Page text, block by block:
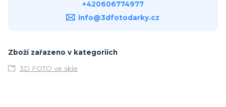
+420606774977
info@3dfotodarky.cz
Zboží zařazeno v kategoriích
3D FOTO ve skle